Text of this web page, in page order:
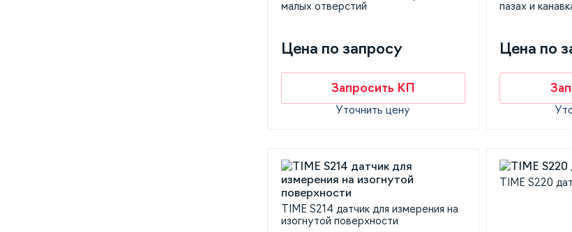
малых отверстий
Цена по запросу
Запросить КП
Уточнить цену
пазах и
Цена по
TIME S214 датчик для измерения на
изогнутой поверхности
TIME S220